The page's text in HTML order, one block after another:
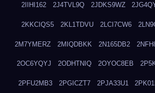
2IIHI162 2J4TVL9Q 2JDKS9WZ
2KKCIQS5 2KL1TDVU 2LCI7CW6
2M7YMERZ 2MIQDBKK 2N165DB2
2OC6YQYJ 2ODHTNIQ 2OYOC8EB
2PFU2MB3 2PGICZT7 2PJA33U1